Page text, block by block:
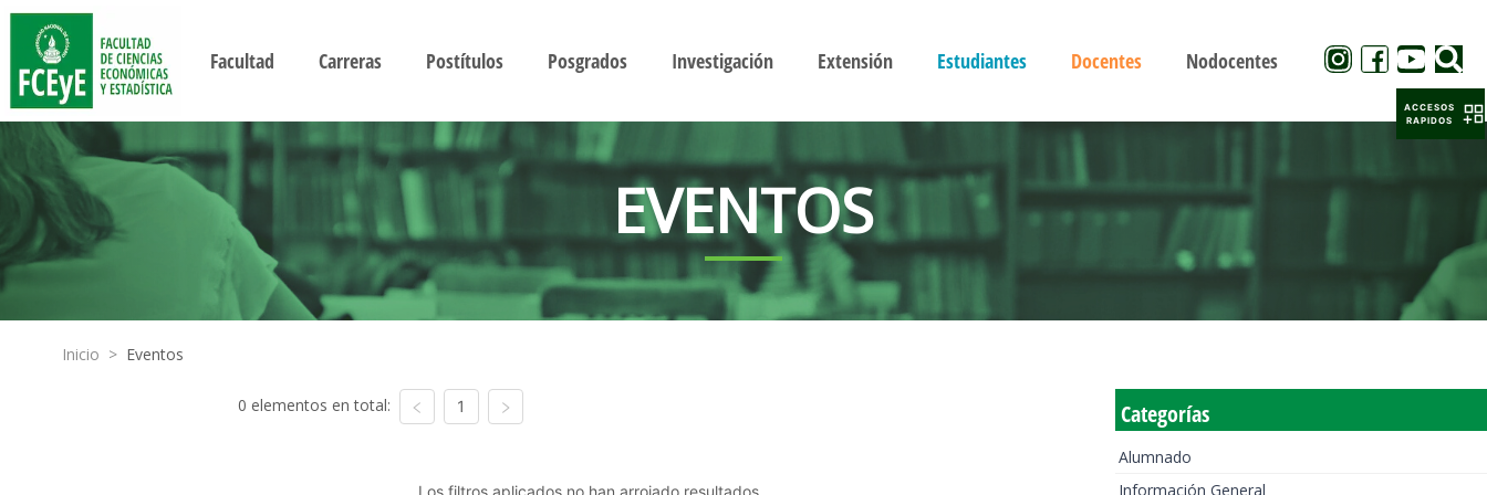
Facultad Carreras Postítulos Posgrados Investigación Extensión Estudiantes Docentes Nodocentes
EVENTOS
Inicio > Eventos
0 elementos en total: 1
Los filtros aplicados no han arrojado resultados
Categorías
Alumnado
Información General
ACCESOS
RAPIDOS